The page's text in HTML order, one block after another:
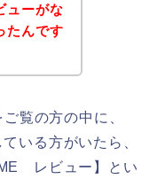
ューがな
たんです
覧の方の中に、
いる方がいたら、
レビュー】とい